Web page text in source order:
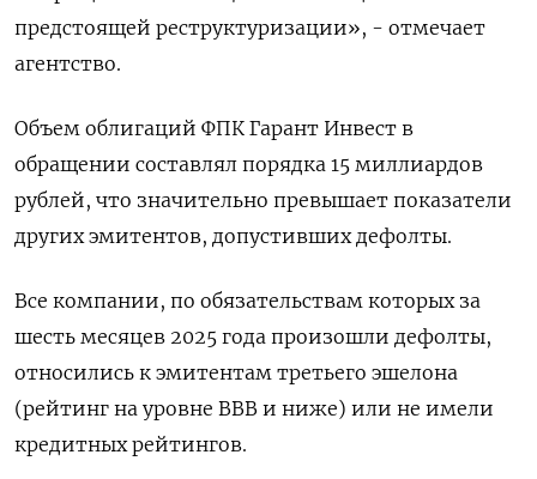
предстоящей реструктуризации», - отмечает
агентство.
Объем облигаций ФПК Гарант Инвест в
обращении составлял порядка 15 миллиардов
рублей, что значительно превышает показатели
других эмитентов, допустивших дефолты.
Все компании, по обязательствам которых за
шесть месяцев 2025 года произошли дефолты,
относились к эмитентам третьего эшелона
(рейтинг на уровне BBB и ниже) или не имели
кредитных рейтингов.